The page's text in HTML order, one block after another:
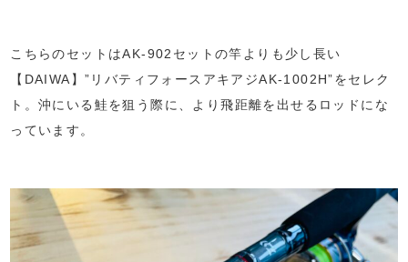
こちらのセットはAK-902セットの竿よりも少し長い
【DAIWA】”リバティフォースアキアジAK-1002H”をセレク
ト。沖にいる鮭を狙う際に、より飛距離を出せるロッドにな
っています。